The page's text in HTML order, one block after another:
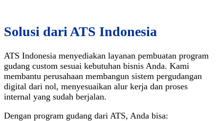
Solusi dari ATS Indonesia
ATS Indonesia menyediakan layanan pembuatan program
gudang custom sesuai kebutuhan bisnis Anda. Kami
membantu perusahaan membangun sistem pergudangan
digital dari nol, menyesuaikan alur kerja dan proses
internal yang sudah berjalan.
Dengan program gudang dari ATS, Anda bisa: